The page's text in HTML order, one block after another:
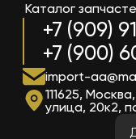
+7 (909)
+7 (900)
Каталог
import-
111625,
улица, 20к2,